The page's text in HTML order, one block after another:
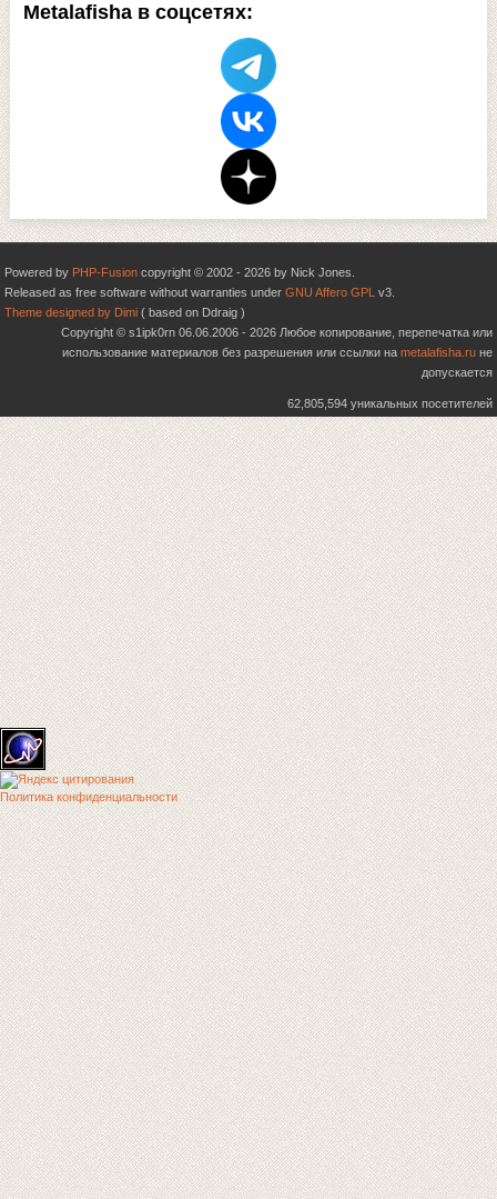
Metalafisha в соцсетях:
Powered by PHP-Fusion copyright © 2002 - 2026 by Nick Jones.
Released as free software without warranties under GNU Affero GPL v3.
Theme designed by Dimi ( based on Ddraig )
Copyright © s1ipk0rn 06.06.2006 - 2026 Любое копирование, перепечатка или
использование материалов без разрешения или ссылки на metalafisha.ru не
допускается
62,805,594 уникальных посетителей
Политика конфиденциальности